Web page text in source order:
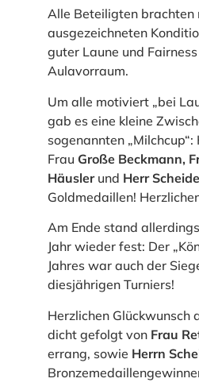
Alle Beteiligten brachten
ausgezeichneten
guter Laune und
Aulavorraum.
Um alle motiviert „bei
gab es eine kleine
sogenannten
Frau Große Beckmann,
Häuslerund Herr
Goldmedaillen!
Am Ende stand
Jahr wieder fest: Der
Jahres war auch der
diesjährigen Turniers!
Herzlichen Glückwunsch
dicht gefolgt von Frau
errang, sowie Herrn